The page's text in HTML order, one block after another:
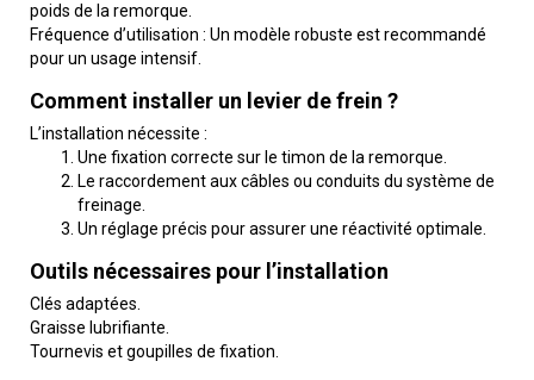
poids de la remorque.
Fréquence d’utilisation : Un modèle robuste est recommandé
pour un usage intensif.
Comment installer un levier de frein ?
L’installation nécessite :
Une fixation correcte sur le timon de la remorque.
Le raccordement aux câbles ou conduits du système de
freinage.
Un réglage précis pour assurer une réactivité optimale.
Outils nécessaires pour l’installation
Clés adaptées.
Graisse lubrifiante.
Tournevis et goupilles de fixation.